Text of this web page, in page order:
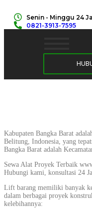
Senin - Minggu 24
0821-3913-7595
Kabupaten Bangka Barat
Belitung, Indonesia, yang
Bangka Barat adalah
Sewa Alat Proyek Terbaik
Hubungi kami, konsultasi 24
Lift barang memiliki banyak
dalam berbagai proyek
kelebihannya: